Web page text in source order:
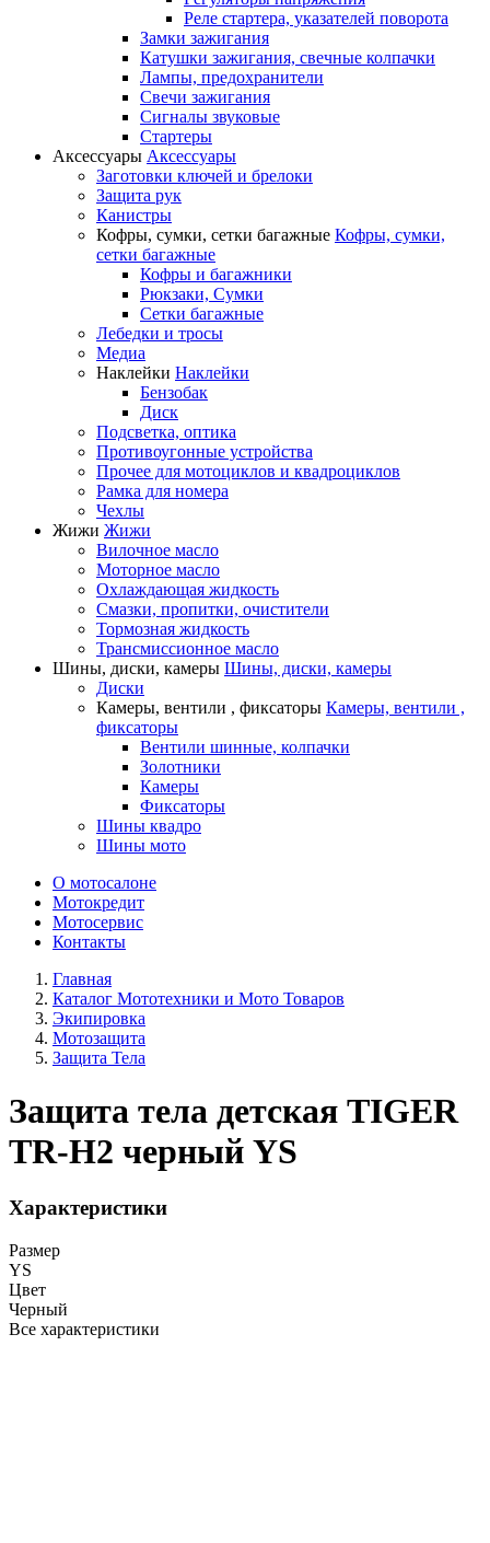
Реле стартера, указателей поворота
Замки зажигания
Катушки зажигания, свечные колпачки
Лампы, предохранители
Свечи зажигания
Сигналы звуковые
Стартеры
Аксессуары Аксессуары
Заготовки ключей и брелоки
Защита рук
Канистры
Кофры, сумки, сетки багажные Кофры, сумки,
сетки багажные
Кофры и багажники
Рюкзаки, Сумки
Сетки багажные
Лебедки и тросы
Медиа
Наклейки Наклейки
Бензобак
Диск
Подсветка, оптика
Противоугонные устройства
Прочее для мотоциклов и квадроциклов
Рамка для номера
Чехлы
Жижи Жижи
Вилочное масло
Моторное масло
Охлаждающая жидкость
Смазки, пропитки, очистители
Тормозная жидкость
Трансмиссионное масло
Шины, диски, камеры Шины, диски, камеры
Диски
Камеры, вентили , фиксаторы Камеры, вентили ,
фиксаторы
Вентили шинные, колпачки
Золотники
Камеры
Фиксаторы
Шины квадро
Шины мото
О мотосалоне
Мотокредит
Мотосервис
Контакты
Главная
Каталог Мототехники и Мото Товаров
Экипировка
Мотозащита
Защита Тела
Защита тела детская TIGER
TR-H2 черный YS
Характеристики
Размер
YS
Цвет
Черный
Все характеристики